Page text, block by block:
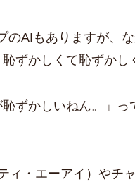
AIもありますが、
ずかしくて恥ずかし
ずかしいねん。」
ィ・エーアイ）やチ